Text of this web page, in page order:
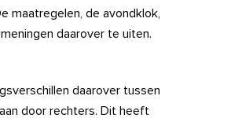
maatregelen, de avondklok,
daarover te uiten.
daarover tussen
door rechters. Dit heeft